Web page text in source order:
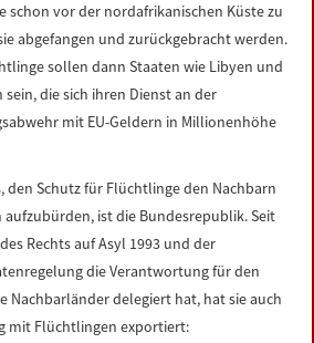
schon vor der nordafrikanischen Küste zu
abgefangen und zurückgebracht werden.
sollen dann Staaten wie Libyen und
die sich ihren Dienst an der
mit EU-Geldern in Millionenhöhe
den Schutz für Flüchtlinge den Nachbarn
aufzubürden, ist die Bundesrepublik. Seit
Rechts auf Asyl 1993 und der
die Verantwortung für den
Nachbarländer delegiert hat, hat sie auch
mit Flüchtlingen exportiert: